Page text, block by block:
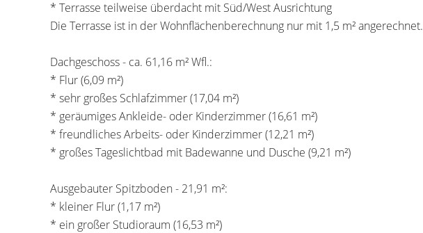
* Terrasse teilweise überdacht mit Süd/West Ausrichtung
Die Terrasse ist in der Wohnflächenberechnung nur mit 1,5 m² angerechnet.
Dachgeschoss - ca. 61,16 m² Wfl.:
* Flur (6,09 m²)
* sehr großes Schlafzimmer (17,04 m²)
* geräumiges Ankleide- oder Kinderzimmer (16,61 m²)
* freundliches Arbeits- oder Kinderzimmer (12,21 m²)
* großes Tageslichtbad mit Badewanne und Dusche (9,21 m²)
Ausgebauter Spitzboden - 21,91 m²:
* kleiner Flur (1,17 m²)
* ein großer Studioraum (16,53 m²)